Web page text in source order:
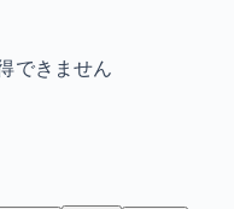
できません